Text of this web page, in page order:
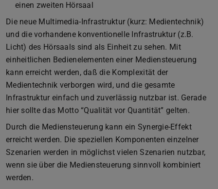
einen zweiten Hörsaal
Die neue Multimedia-Infrastruktur (kurz: Medientechnik)
und die vorhandene konventionelle Infrastruktur (z.B.
Licht) des Hörsaals sind als Einheit zu sehen. Mit
einheitlichen Bedienelementen einer Mediensteuerung
kann erreicht werden, daß die Komplexität der
Medientechnik verborgen wird, und die gesamte
Infrastruktur einfach und zuverlässig nutzbar ist. Gerade
hier sollte das Motto “Qualität vor Quantität” gelten.
Durch die Mediensteuerung kann ein Synergie-Effekt
erreicht werden. Die speziellen Komponenten einzelner
Szenarien werden in möglichst vielen Szenarien nutzbar,
wenn sie über die Mediensteuerung sinnvoll kombiniert
werden.